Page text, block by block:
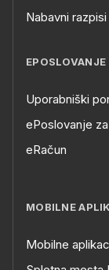
Nabavni razpisi
EPOSLOVANJE
Uporabniški
ePoslovanje
eRačun
MOBILNE
Mobilne